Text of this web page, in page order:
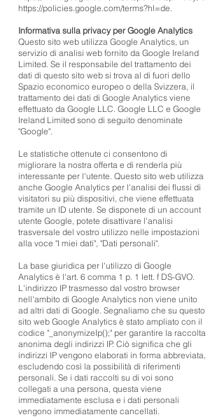
https://policies.google.com/terms?hl=de.
Informativa sulla privacy per Google Analytics
Questo sito web utilizza Google Analytics, un
servizio di analisi web fornito da Google Ireland
Limited. Se il responsabile del trattamento dei
dati di questo sito web si trova al di fuori dello
Spazio economico europeo o della Svizzera, il
trattamento dei dati di Google Analytics viene
effettuato da Google LLC. Google LLC e Google
Ireland Limited sono di seguito denominate
"Google".
Le statistiche ottenute ci consentono di
migliorare la nostra offerta e di renderla più
interessante per l'utente. Questo sito web utilizza
anche Google Analytics per l'analisi dei flussi di
visitatori su più dispositivi, che viene effettuata
tramite un ID utente. Se disponete di un account
utente Google, potete disattivare l'analisi
trasversale del vostro utilizzo nelle impostazioni
alla voce "I miei dati", "Dati personali".
La base giuridica per l'utilizzo di Google
Analytics è l'art. 6 comma 1 p. 1 lett. f DS-GVO.
L'indirizzo IP trasmesso dal vostro browser
nell'ambito di Google Analytics non viene unito
ad altri dati di Google. Segnaliamo che su questo
sito web Google Analytics è stato ampliato con il
codice "_anonymizeIp();" per garantire la raccolta
anonima degli indirizzi IP. Ciò significa che gli
indirizzi IP vengono elaborati in forma abbreviata,
escludendo così la possibilità di riferimenti
personali. Se i dati raccolti su di voi sono
collegati a una persona, questa viene
immediatamente esclusa e i dati personali
vengono immediatamente cancellati.